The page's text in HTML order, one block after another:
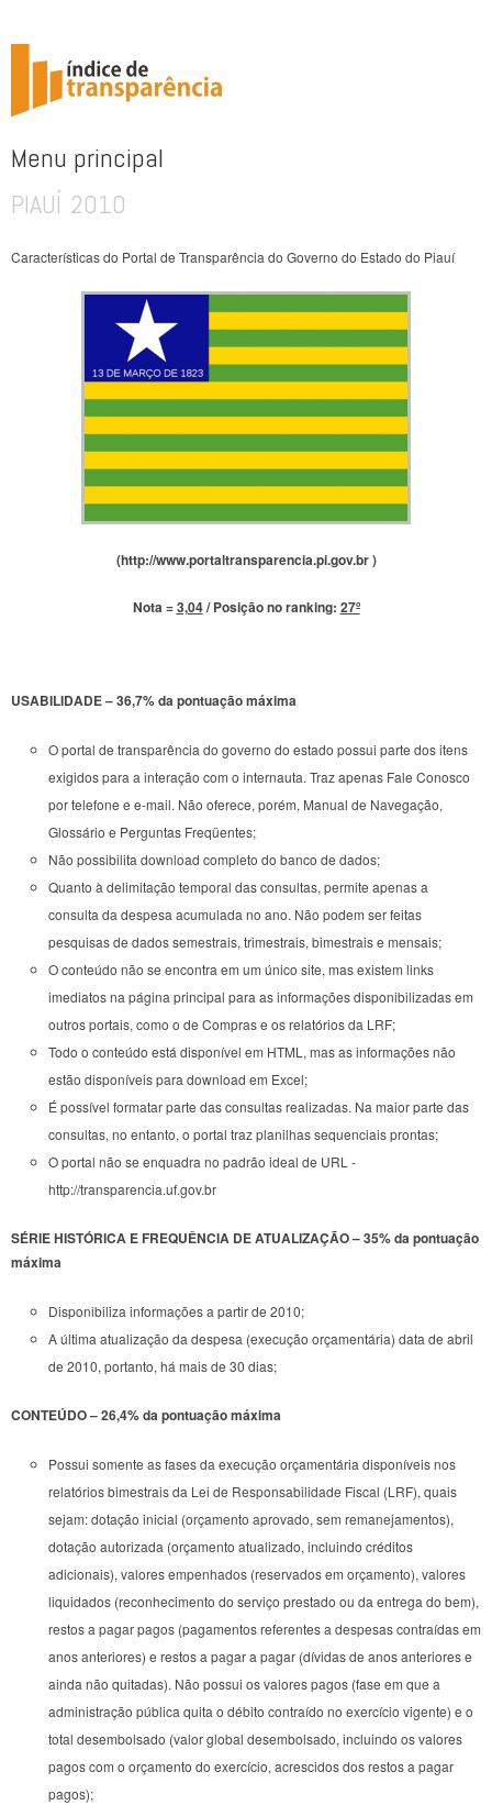
ÍNDICE DE TRANSPARÊNCIA
Menu principal
Pular para o conteúdo
PIAUÍ 2010
Características do Portal de Transparência do Governo do Estado do Piauí
(http://www.portaltransparencia.pi.gov.br )
Nota =3,04/ Posição no ranking: 27º
USABILIDADE – 36,7% da pontuação máxima
O portal de transparência do governo do estado possui parte dos itens
exigidos para a interação com o internauta. Traz apenas Fale Conosco
por telefone e e-mail. Não oferece, porém, Manual de Navegação,
Glossário e Perguntas Freqüentes;
Não possibilita download completo do banco de dados;
Quanto à delimitação temporal das consultas, permite apenas a
consulta da despesa acumulada no ano. Não podem ser feitas
pesquisas de dados semestrais, trimestrais, bimestrais e mensais;
O conteúdo não se encontra em um único site, mas existem links
imediatos na página principal para as informações disponibilizadas em
outros portais, como o de Compras e os relatórios da LRF;
Todo o conteúdo está disponível em HTML, mas as informações não
estão disponíveis para download em Excel;
É possível formatar parte das consultas realizadas. Na maior parte das
consultas, no entanto, o portal traz planilhas sequenciais prontas;
O portal não se enquadra no padrão ideal de URL -
http://transparencia.uf.gov.br
SÉRIE HISTÓRICA E FREQUÊNCIA DE ATUALIZAÇÃO – 35% da pontuação
máxima
Disponibiliza informações a partir de 2010;
A última atualização da despesa (execução orçamentária) data de abril
de 2010, portanto, há mais de 30 dias;
CONTEÚDO – 26,4% da pontuação máxima
Possui somente as fases da execução orçamentária disponíveis nos
relatórios bimestrais da Lei de Responsabilidade Fiscal (LRF), quais
sejam: dotação inicial (orçamento aprovado, sem remanejamentos),
dotação autorizada (orçamento atualizado, incluindo créditos
adicionais), valores empenhados (reservados em orçamento), valores
liquidados (reconhecimento do serviço prestado ou da entrega do bem),
restos a pagar pagos (pagamentos referentes a despesas contraídas em
anos anteriores) e restos a pagar a pagar (dívidas de anos anteriores e
ainda não quitadas). Não possui os valores pagos (fase em que a
administração pública quita o débito contraído no exercício vigente) e o
total desembolsado (valor global desembolsado, incluindo os valores
pagos com o orçamento do exercício, acrescidos dos restos a pagar
pagos);